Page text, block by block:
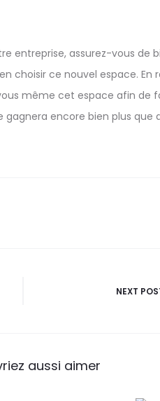
entreprise, assurez-vous de
choisir ce nouvel espace. En
même cet espace afin de
encore bien plus que
NEXT
aussi aimer